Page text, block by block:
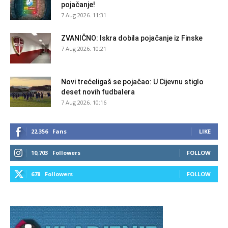
pojačanje!
7 Aug 2026. 11:31
ZVANIČNO: Iskra dobila pojačanje iz Finske
7 Aug 2026. 10:21
Novi trećeligaš se pojačao: U Cijevnu stiglo
deset novih fudbalera
7 Aug 2026. 10:16
22,356 Fans LIKE
10,703 Followers FOLLOW
678 Followers FOLLOW